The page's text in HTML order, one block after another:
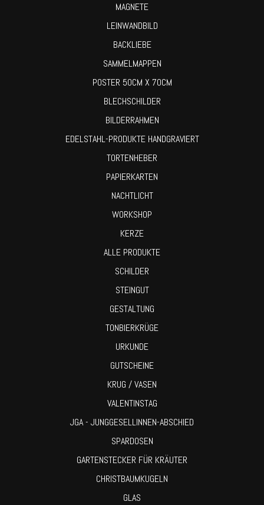
MAGNETE
LEINWANDBILD
BACKLIEBE
SAMMELMAPPEN
POSTER 50CM X 70CM
BLECHSCHILDER
BILDERRAHMEN
EDELSTAHL-PRODUKTE HANDGRAVIERT
TORTENHEBER
PAPIERKARTEN
NACHTLICHT
WORKSHOP
KERZE
ALLE PRODUKTE
SCHILDER
STEINGUT
GESTALTUNG
TONBIERKRÜGE
URKUNDE
GUTSCHEINE
KRUG / VASEN
VALENTINSTAG
JGA - JUNGGESELLINNEN-ABSCHIED
SPARDOSEN
GARTENSTECKER FÜR KRÄUTER
CHRISTBAUMKUGELN
GLAS